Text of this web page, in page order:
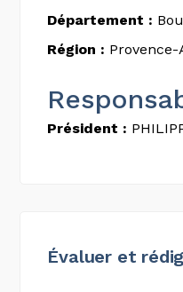
Département :
Région :
Président :
Évaluer et